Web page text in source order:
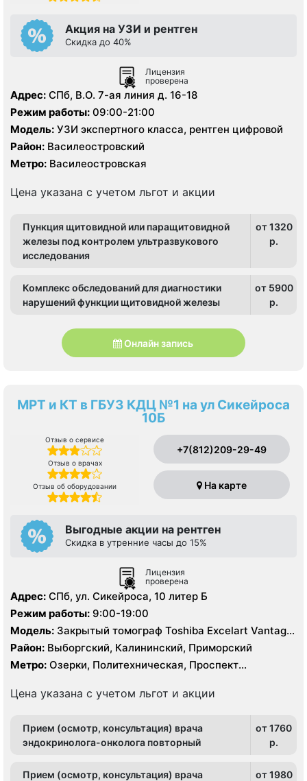
Акция на УЗИ и рентген
Скидка до 40%
Лицензия
проверена
Адрес: СПб, В.О. 7-ая линия д. 16-18
Режим работы: 09:00-21:00
Модель: УЗИ экспертного класса, рентген цифровой
Район: Василеостровский
Метро: Василеостровская
Цена указана с учетом льгот и акции
Пункция щитовидной или паращитовидной
железы под контролем ультразвукового
исследования
от 1320
p.
Комплекс обследований для диагностики
нарушений функции щитовидной железы
от 5900
p.
Онлайн запись
МРТ и КТ в ГБУЗ КДЦ №1 на ул Сикейроса
10Б
Отзыв о сервисе
Отзыв о врачах
Отзыв об оборудовании
+7(812)209-29-49
На карте
Выгодные акции на рентген
Скидка в утренние часы до 15%
Лицензия
проверена
Адрес: СПб, ул. Сикейроса, 10 литер Б
Режим работы: 9:00-19:00
Модель: Закрытый томограф Toshiba Excelart Vantage
Atlas 1.5 Тесла, КТ Philips 64 среза, УЗИ
Район: Выборгский, Калининский, Приморский
Метро: Озерки, Политехническая, Проспект
Цена указана с учетом льгот и акции
Прием (осмотр, консультация) врача
эндокринолога-онколога повторный
от 1760
p.
Прием (осмотр, консультация) врача от 1980